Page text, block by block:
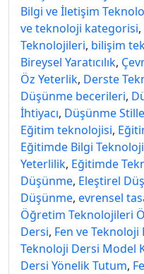
Bilgi ve İletişim
ve teknoloji kategorisi,
Teknolojileri, bilişim
Bireysel Yaratıcılık,
Öz Yeterlik, Derste
Düşünme becerileri,
İhtiyacı, Düşünme
Eğitim teknolojisi,
Eğitimde Bilgi
Yeterlilik, Eğitimde
Düşünme, Eleştirel
Düşünme, evrensel
Öğretı̇m Teknolojı̇lerı̇
Dersi, Fen ve
Teknoloji Dersi Model
Dersi Yönelik Tutum,